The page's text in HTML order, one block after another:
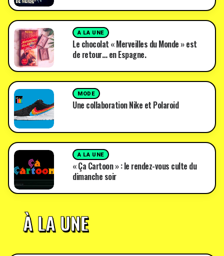
A LA UNE
Le chocolat « Merveilles du Monde » est
de retour… en Espagne.
MODE
Une collaboration Nike et Polaroid
A LA UNE
« Ça Cartoon » : le rendez-vous culte du
dimanche soir
À LA UNE